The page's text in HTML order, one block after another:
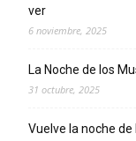
ver
6 noviembre, 2025
La Noche de los
31 octubre, 2025
Vuelve la noche